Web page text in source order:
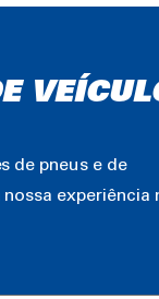
de pneus e de
experiência